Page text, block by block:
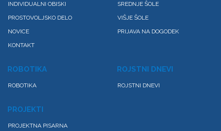
INDIVIDUALNI OBISKI
PROSTOVOLJSKO DELO
NOVICE
KONTAKT
SREDNJE ŠOLE
VIŠJE ŠOLE
PRIJAVA NA DOGODEK
ROBOTIKA
ROBOTIKA
ROJSTNI DNEVI
ROJSTNI DNEVI
PROJEKTI
PROJEKTNA PISARNA